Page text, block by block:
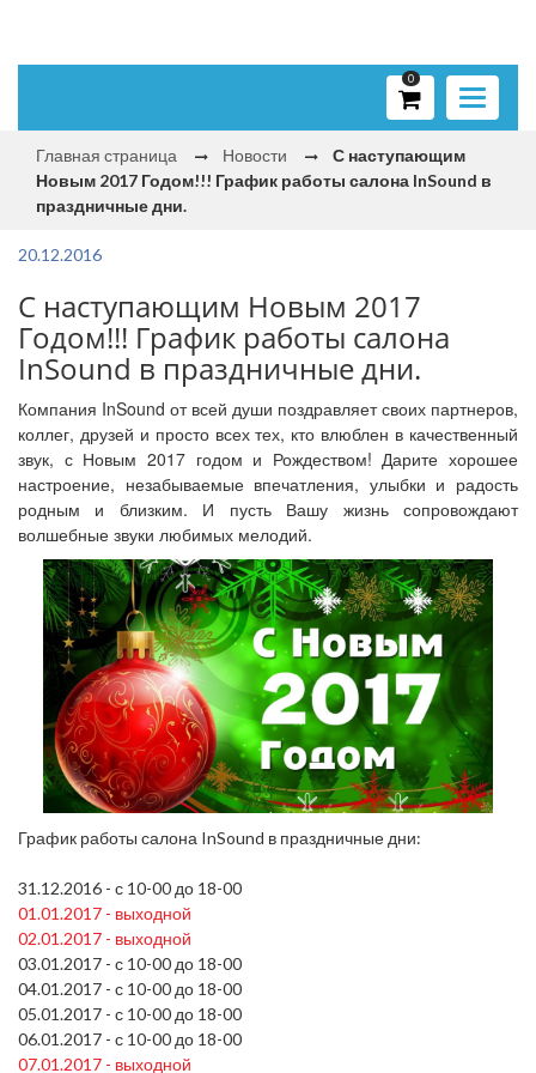
Toggle
0
Главная страница Новости
С наступающим
Новым 2017 Годом!!! График работы салона InSound в
праздничные дни.
20.12.2016
С наступающим Новым 2017
Годом!!! График работы салона
InSound в праздничные дни.
Компания InSound от всей души поздравляет своих партнеров,
коллег, друзей и просто всех тех, кто влюблен в качественный
звук, с Новым 2017 годом и Рождеством! Дарите хорошее
настроение, незабываемые впечатления, улыбки и радость
родным и близким. И пусть Вашу жизнь сопровождают
волшебные звуки любимых мелодий.
График работы салона InSound в праздничные дни:
31.12.2016 - с 10-00 до 18-00
01.01.2017 - выходной
02.01.2017 - выходной
03.01.2017 - с 10-00 до 18-00
04.01.2017 - с 10-00 до 18-00
05.01.2017 - с 10-00 до 18-00
06.01.2017 - с 10-00 до 18-00
07.01.2017 - выходной